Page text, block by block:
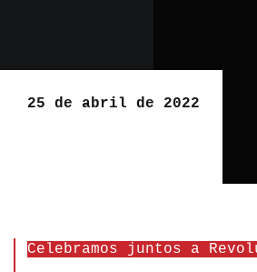
25 de abril de 2022
Celebramos juntos a